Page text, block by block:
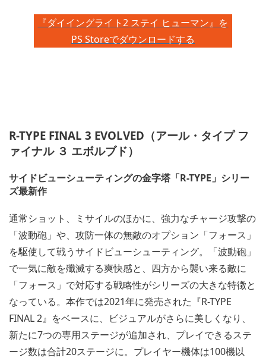
『ダイイングライト2 ステイ ヒューマン』を
PS Storeでダウンロードする
R-TYPE FINAL 3 EVOLVED（アール・タイプ フ
ァイナル ３ エボルブド）
サイドビューシューティングの金字塔「R-TYPE」シリー
ズ最新作
通常ショット、ミサイルのほかに、強力なチャージ攻撃の
「波動砲」や、攻防一体の無敵のオプション「フォース」
を駆使して戦うサイドビューシューティング。「波動砲」
で一気に敵を殲滅する爽快感と、四方から襲い来る敵に
「フォース」で対応する戦略性がシリーズの大きな特徴と
なっている。本作では2021年に発売された『R-TYPE
FINAL 2』をベースに、ビジュアルがさらに美しくなり、
新たに7つの専用ステージが追加され、プレイできるステ
ージ数は合計20ステージに。プレイヤー機体は100機以